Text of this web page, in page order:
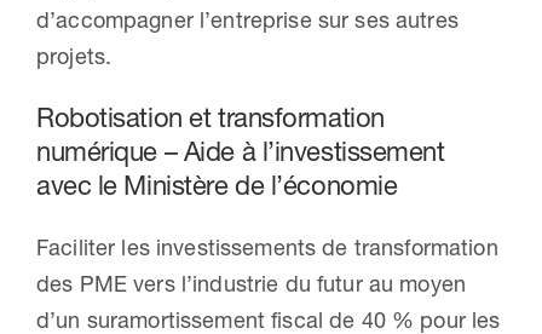
d’accompagner l’entreprise sur ses autres
projets.
Robotisation et transformation
numérique – Aide à l’investissement
avec le Ministère de l’économie
Faciliter les investissements de transformation
des PME vers l’industrie du futur au moyen
d’un suramortissement fiscal de 40 % pour les